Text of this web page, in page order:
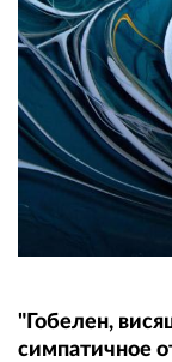
"Гобелен,
симпатичное